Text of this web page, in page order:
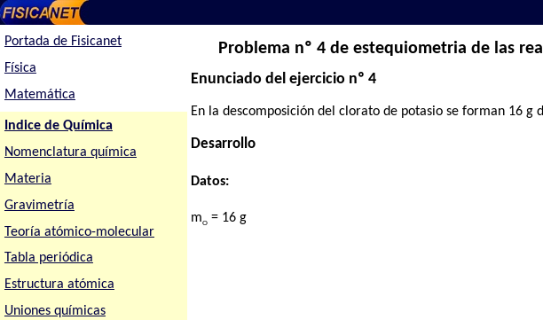
Portada de Fisicanet
Física
Matemática
Indice de Química
Nomenclatura química
Materia
Gravimetría
Teoría atómico-molecular
Tabla periódica
Estructura atómica
Uniones químicas
Problema nº 4 de estequiometria de las
Enunciado del ejercicio nº 4
En la descomposición del clorato de potasio se forman 16 g
Desarrollo
Datos:
mO = 16 g